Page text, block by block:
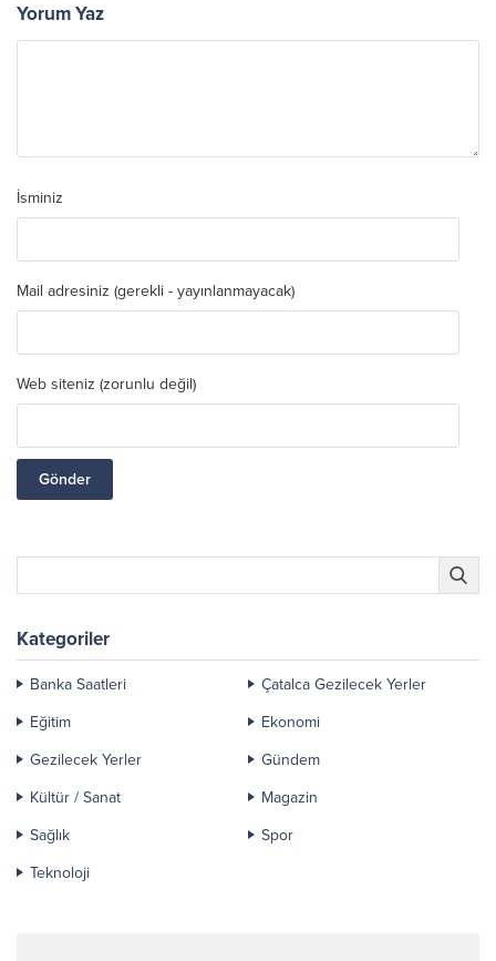
Yorum Yaz
İsminiz
Mail adresiniz (gerekli - yayınlanmayacak)
Web siteniz (zorunlu değil)
Kategoriler
Banka Saatleri
Çatalca Gezilecek Yerler
Eğitim
Ekonomi
Gezilecek Yerler
Gündem
Kültür / Sanat
Magazin
Sağlık
Spor
Teknoloji